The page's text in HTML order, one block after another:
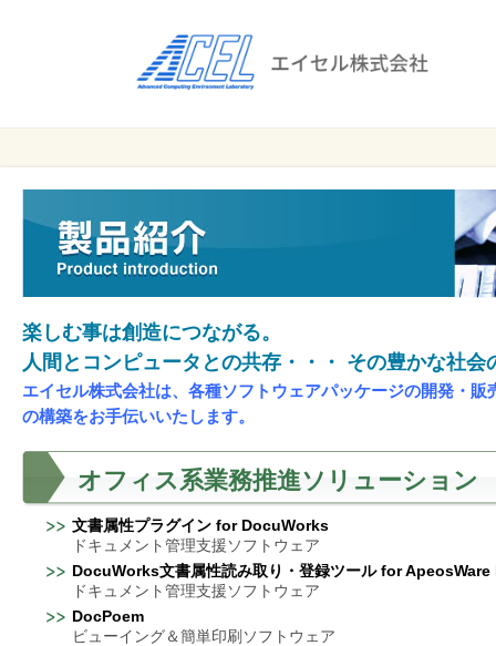
株式会社
の
効
化
と
コ
ス
ト
削
減
を
支
援
楽しむ事は創造につながる。
人間とコンピュータとの共存・・・ その豊かな社会
エイセル株式会社は、各種ソフトウェアパッケージの開発・
の構築をお手伝いいたします。
オフィス系業務推進ソリューション
文書属性プラグイン for DocuWorks
ドキュメント管理支援ソフトウェア
DocuWorks文書属性読み取り・登録ツール for
ドキュメント管理支援ソフトウェア
DocPoem
ビューイング＆簡単印刷ソフトウェア
セ
株
式
会
社